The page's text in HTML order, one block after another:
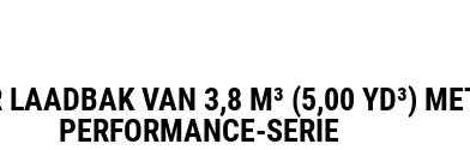
LAADBAK VAN 3,8 M³ (5,00 YD³)
PERFORMANCE-SERIE